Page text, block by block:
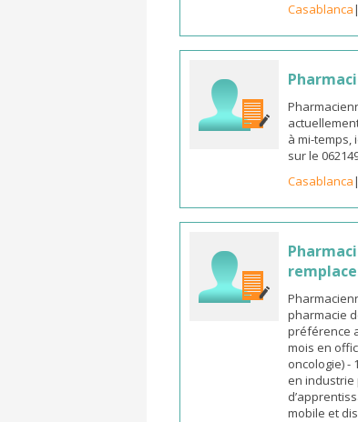
Casablanca
à mi-temps,
sur le
Casablanca
pharmacie
préférence
mois en
oncologie) -
en industrie
mobile et